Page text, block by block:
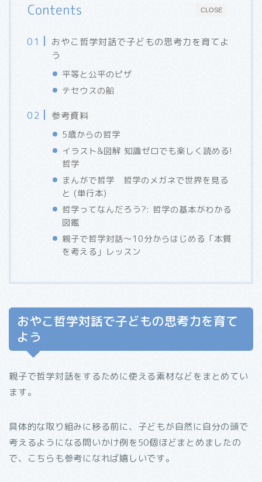
CLOSE
Contents
おやこ哲学対話で子どもの思考力を育てよ
う
平等と公平のピザ
テセウスの船
参考資料
5歳からの哲学
イラスト&図解 知識ゼロでも楽しく読める!
哲学
まんがで哲学 哲学のメガネで世界を見る
と (単行本)
哲学ってなんだろう?: 哲学の基本がわかる
図鑑
親子で哲学対話～10分からはじめる「本質
を考える」レッスン
おやこ哲学対話で子どもの思考力を育て
よう
親子で哲学対話をするために使える素材などをまとめてい
ます。
具体的な取り組みに移る前に、子どもが自然に自分の頭で
考えるようになる問いかけ例を50個ほどまとめましたの
で、こちらも参考になれば嬉しいです。